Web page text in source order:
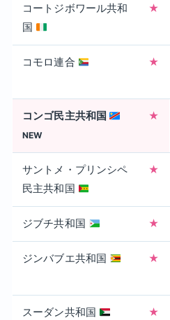
コートジボワール共和
国
★
コモロ連合 ★
コンゴ民主共和国
NEW
★
サントメ・プリンシペ
民主共和国
★
ジブチ共和国 ★
ジンバブエ共和国 ★
スーダン共和国 ★